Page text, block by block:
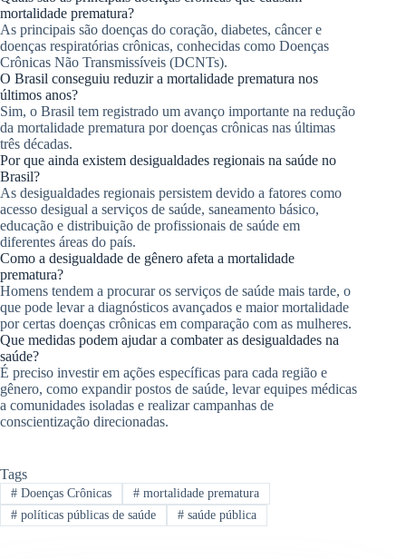
mortalidade prematura?
As principais são doenças do coração, diabetes, câncer e
doenças respiratórias crônicas, conhecidas como Doenças
Crônicas Não Transmissíveis (DCNTs).
O Brasil conseguiu reduzir a mortalidade prematura nos
últimos anos?
Sim, o Brasil tem registrado um avanço importante na redução
da mortalidade prematura por doenças crônicas nas últimas
três décadas.
Por que ainda existem desigualdades regionais na saúde no
Brasil?
As desigualdades regionais persistem devido a fatores como
acesso desigual a serviços de saúde, saneamento básico,
educação e distribuição de profissionais de saúde em
diferentes áreas do país.
Como a desigualdade de gênero afeta a mortalidade
prematura?
Homens tendem a procurar os serviços de saúde mais tarde, o
que pode levar a diagnósticos avançados e maior mortalidade
por certas doenças crônicas em comparação com as mulheres.
Que medidas podem ajudar a combater as desigualdades na
saúde?
É preciso investir em ações específicas para cada região e
gênero, como expandir postos de saúde, levar equipes médicas
a comunidades isoladas e realizar campanhas de
conscientização direcionadas.
Tags
#Doenças Crônicas #mortalidade prematura
#políticas públicas de saúde #saúde pública